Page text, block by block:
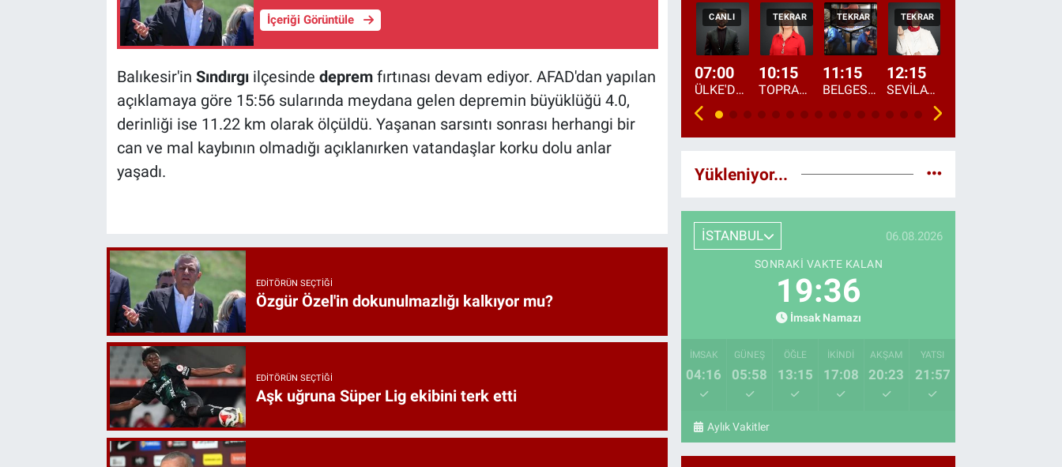
İçeriği Görüntüle
Balıkesir'in Sındırgıilçesinde depremfırtınası devam ediyor. AFAD'dan yapılan
açıklamaya göre 15:56 sularında meydana gelen depremin büyüklüğü 4.0,
derinliği ise 11.22 km olarak ölçüldü. Yaşanan sarsıntı sonrası herhangi bir
can ve mal kaybının olmadığı açıklanırken vatandaşlar korku dolu anlar
yaşadı.
EDITÖRÜN SEÇTIĞI
Özgür Özel'in dokunulmazlığı kalkıyor mu?
EDITÖRÜN SEÇTIĞI
Aşk uğruna Süper Lig ekibini terk etti
CANLI
07:00
ÜLKE'DE BU SABAH
TEKRAR
10:15
TOPRAKTAN SOFRAYA
TEKRAR
11:15
BELGESEL: "ÜLKE'NİN ALIN TERİ"
TEKRAR
12:15
SEVİLAY SUNGUR İLE ELİMİN BEREKETİ
Yükleniyor...
İSTANBUL 06.08.2026
SONRAKI VAKTE KALAN
19:35
İmsak Namazı
İMSAK
04:16
GÜNEŞ
05:58
ÖĞLE
13:15
İKINDI
17:08
AKŞAM
20:23
YATSI
21:57
Aylık Vakitler